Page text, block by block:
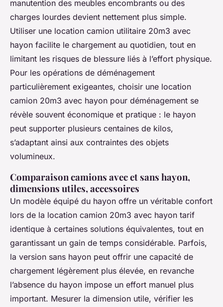
manutention des meubles encombrants ou des
charges lourdes devient nettement plus simple.
Utiliser une location camion utilitaire 20m3 avec
hayon facilite le chargement au quotidien, tout en
limitant les risques de blessure liés à l’effort physique.
Pour les opérations de déménagement
particulièrement exigeantes, choisir une location
camion 20m3 avec hayon pour déménagement se
révèle souvent économique et pratique : le hayon
peut supporter plusieurs centaines de kilos,
s’adaptant ainsi aux contraintes des objets
volumineux.
Comparaison camions avec et sans hayon,
dimensions utiles, accessoires
Un modèle équipé du hayon offre un véritable confort
lors de la location camion 20m3 avec hayon tarif
identique à certaines solutions équivalentes, tout en
garantissant un gain de temps considérable. Parfois,
la version sans hayon peut offrir une capacité de
chargement légèrement plus élevée, en revanche
l’absence du hayon impose un effort manuel plus
important. Mesurer la dimension utile, vérifier les